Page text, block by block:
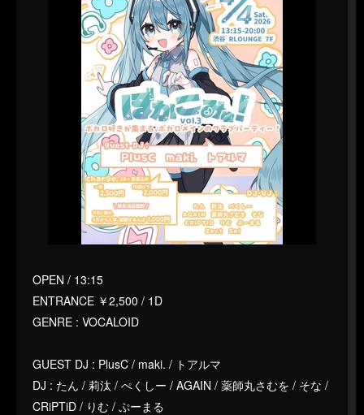
OPEN / 13:15
ENTRANCE ￥2,500 / 1D
GENRE : VOCALOID
GUEST DJ : PlusC / maki. / トアルマ
DJ : たん / 莉汰 / ぺくしー / AGAIN / 薬師丸さむを / そな /
CRiPTiD / りむ / ぷーまる